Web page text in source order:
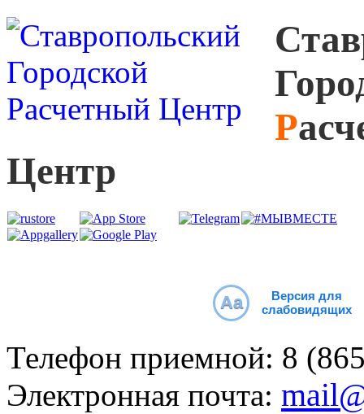
С
Г
Р
Центр
Aa
Версия для
слабовидящих
Телефон приемной: 8
Электронная почта: